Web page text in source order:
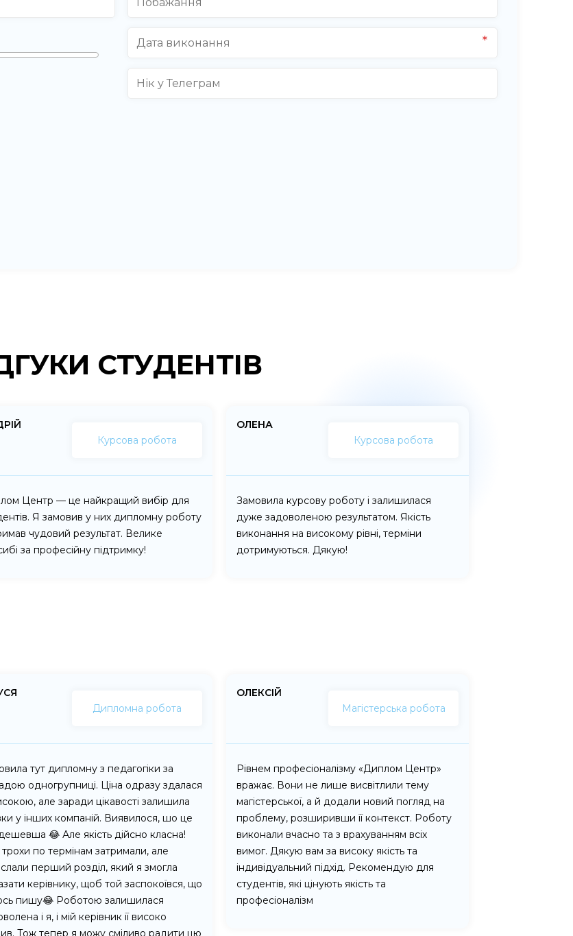
СТУДЕНТІВ
Курсова робота
Центр — це найкращий вибір для
Я замовив у них дипломну роботу
чудовий результат. Велике
за професійну підтримку!
ОЛЕНА
Курсова робота
Замовила курсову роботу і залишилася
дуже задоволеною результатом. Якість
виконання на високому рівні, терміни
дотримуються. Дякую!
Дипломна робота
тут дипломну з педагогіки за
одногрупниці. Ціна одразу здалася
але заради цікавості залишила
у інших компаній. Виявилося, шо це
😂 Але якість дійсно класна!
трохи по термінам затримали, але
перший розділ, який я змогла
керівнику, щоб той заспокоївся, що
пишу😂 Роботою залишилася
і я, і мій керівник її високо
Тож тепер я можу сміливо радити цю
ОЛЕКСІЙ
Магістерська робота
Рівнем професіоналізму «Диплом Центр»
вражає. Вони не лише висвітлили тему
магістерської, а й додали новий погляд на
проблему, розширивши її контекст. Роботу
виконали вчасно та з врахуванням всіх
вимог. Дякую вам за високу якість та
індивідуальний підхід. Рекомендую для
студентів, які цінують якість та
професіоналізм